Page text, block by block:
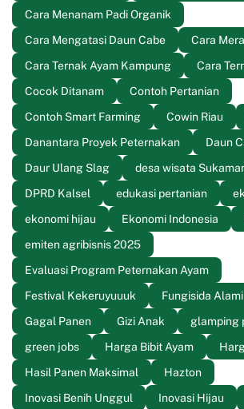
Cara Menanam Padi Organik
Cara Mengatasi Daun Cabe
Cara
Cara Ternak Ayam Kampung
Cara
Cocok Ditanam
Contoh Pertanian
Contoh Smart Farming
Cowin Riau
Danantara Proyek Peternakan
Daun
Daur Ulang Slag
desa wisata
DPRD Kalsel
edukasi pertanian
ekonomi hijau
Ekonomi Indonesia
emiten agribisnis 2025
Evaluasi Program Peternakan Ayam
Festival Kekeruyuuuk
Fungisida Alami
Gagal Panen
Gizi Anak
glamping
green jobs
Harga Bibit Ayam
Hasil Panen Maksimal
Hazton
Inovasi Benih Unggul
Inovasi Hijau